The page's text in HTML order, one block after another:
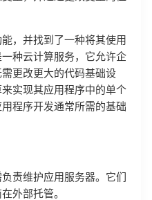
，并找到了一种将其使用
种云计算服务，它允许企
更改更大的代码基础设
实现其应用程序中的单个
程序开发通常所需的基础
责维护应用服务器。它们
外部托管。